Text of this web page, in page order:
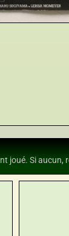
joué. Si aucun,